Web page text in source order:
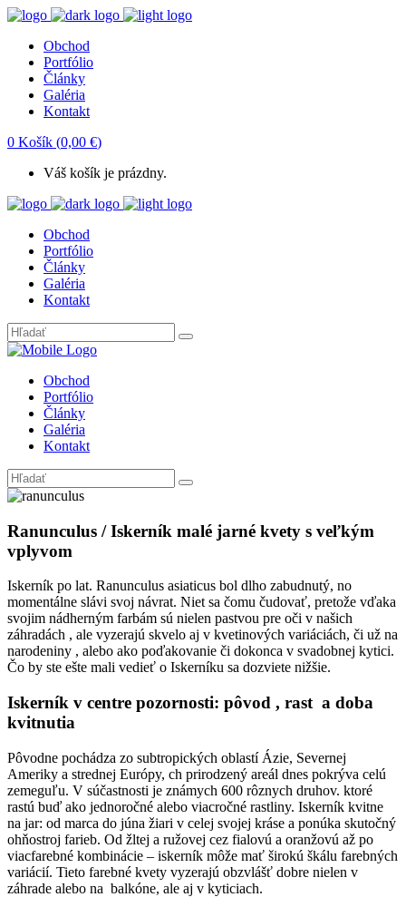
Obchod
Portfólio
Články
Galéria
Kontakt
0 Košík (0,00 €)
Váš košík je prázdny.
Obchod
Portfólio
Články
Galéria
Kontakt
Obchod
Portfólio
Články
Galéria
Kontakt
Ranunculus / Iskerník malé jarné kvety s veľkým
vplyvom
Iskerník po lat. Ranunculus asiaticus bol dlho zabudnutý, no
momentálne slávi svoj návrat. Niet sa čomu čudovať, pretože vďaka
svojim nádherným farbám sú nielen pastvou pre oči v našich
záhradách , ale vyzerajú skvelo aj v kvetinových variáciách, či už na
narodeniny , alebo ako poďakovanie či dokonca v svadobnej kytici.
Čo by ste ešte mali vedieť o Iskerníku sa dozviete nižšie.
Iskerník v centre pozornosti: pôvod , rast a doba
kvitnutia
Pôvodne pochádza zo subtropických oblastí Ázie, Severnej
Ameriky a strednej Európy, ch prirodzený areál dnes pokrýva celú
zemeguľu. V súčastnosti je známych 600 rôznych druhov. ktoré
rastú buď ako jednoročné alebo viacročné rastliny. Iskerník kvitne
na jar: od marca do júna žiari v celej svojej kráse a ponúka skutočný
ohňostroj farieb. Od žltej a ružovej cez fialovú a oranžovú až po
viacfarebné kombinácie – iskerník môže mať širokú škálu farebných
variácií. Tieto farebné kvety vyzerajú obzvlášť dobre nielen v
záhrade alebo na balkóne, ale aj v kyticiach.